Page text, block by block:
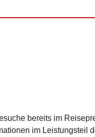
bereits im
im Leis­tungsteil